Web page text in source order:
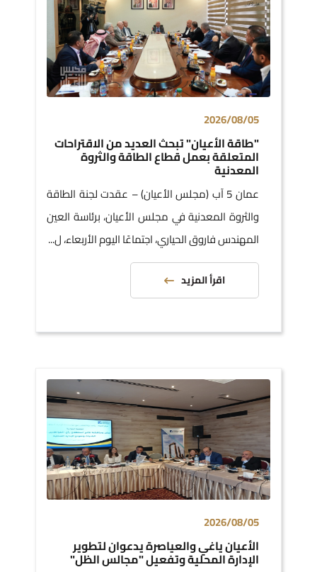
2026/08/05
"طاقة الأعيان" تبحث العديد من الاقتراحات
المتعلقة بعمل قطاع الطاقة والثروة
المعدنية
عمان 5 آب (مجلس الأعيان) – عقدت لجنة الطاقة
والثروة المعدنية في مجلس الأعيان، برئاسة العين
المهندس فاروق الحياري، اجتماعًا اليوم الأربعاء، ل...
اقرأ المزيد
2026/08/05
الأعيان ياغي والعياصرة يدعوان لتطوير
الإدارة المحلية وتفعيل "مجالس الظل"